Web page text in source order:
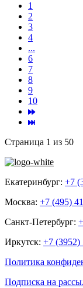
1
2
3
4
...
6
7
8
9
10
Страница 1 из 50
Екатеринбург: +7
Москва: +7 (495)
Санкт-Петербург:
Иркутск: +7 (3952)
Политика
Подписка на